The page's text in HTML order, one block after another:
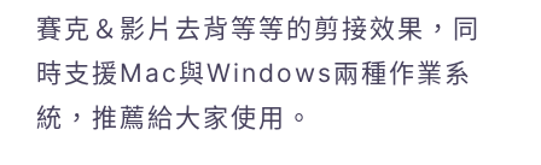
賽克＆影片去背等等的剪接效果，同
時支援Mac與Windows兩種作業系
統，推薦給大家使用。